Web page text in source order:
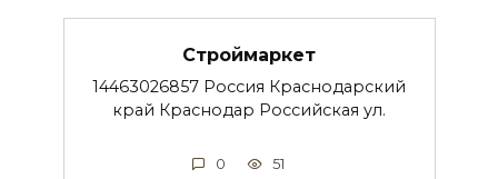
Строймаркет
14463026857 Россия Краснодарский
край Краснодар Российская ул.
0 51